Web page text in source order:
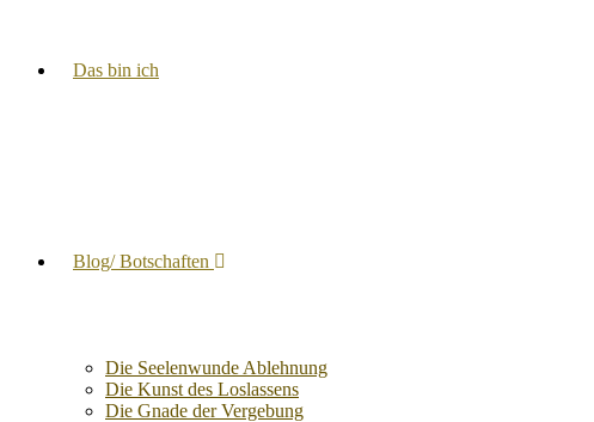
Das bin ich
Blog/ Botschaften
Die Seelenwunde Ablehnung
Die Kunst des Loslassens
Die Gnade der Vergebung